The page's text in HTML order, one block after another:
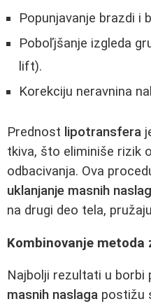
Popunjavanje brazdi i
Poboľjšanje izgleda
lift).
Korekciju neravnina
Prednost lipotransfera
tkiva, što eliminiše rizik
odbacivanja. Ova
uklanjanje masnih
na drugi deo tela,
Kombinovanje
Najbolji rezultati u borbi
masnih naslaga postižu